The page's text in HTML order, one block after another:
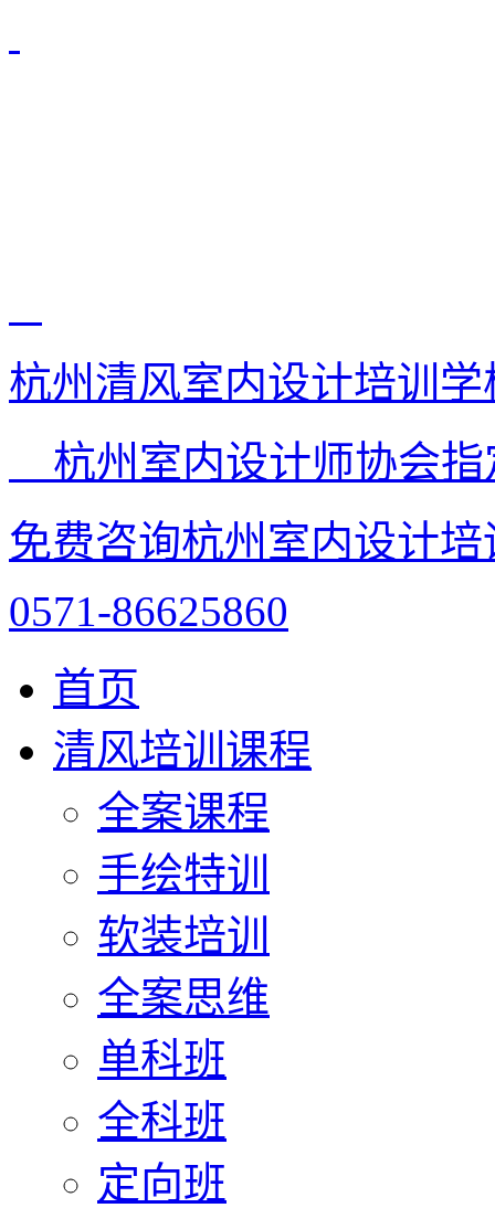
杭州清风室内设计培训学
杭州室内设计师协会
免费咨询杭州室内设计
0571-86625860
首页
清风培训课程
全案课程
手绘特训
软装培训
全案思维
单科班
全科班
定向班